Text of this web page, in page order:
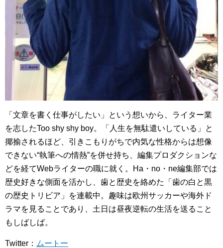
「文章を書く仕事がしたい」という想いから、ライター業
を志したToo shy shy boy。「人生を無駄遣いしている」と
揶揄されるほど、引きこもりがちで内気な性格からは想像
できない“執筆への情熱”を併せ持ち、編集プロダクションな
どを経てWebライターの職に就く。Ha・no・ne編集部では
歴史好きな側面を活かし、歯と歴史を絡めた「歯の白と黒
の歴史トリビア」を連載中。趣味は欧州サッカーや海外ド
ラマを見ることであり、土日は昼夜逆転の生活を送ること
もしばしば。
Twitter： ムートー